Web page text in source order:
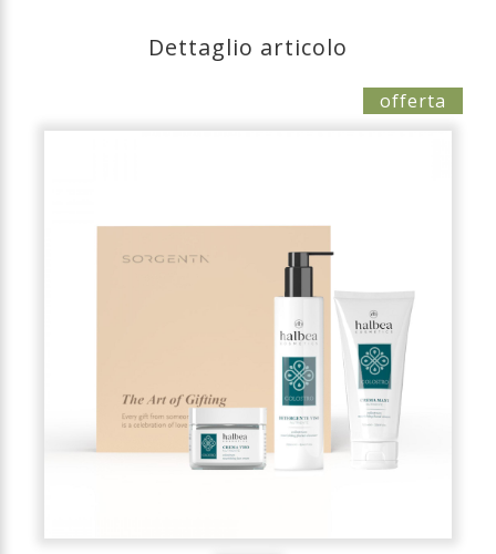
Dettaglio articolo
offerta